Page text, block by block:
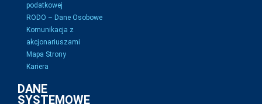
podatkowej
RODO – Dane Osobowe
Komunikacja z
akcjonariuszami
Mapa Strony
Kariera
DANE
SYSTEMOWE